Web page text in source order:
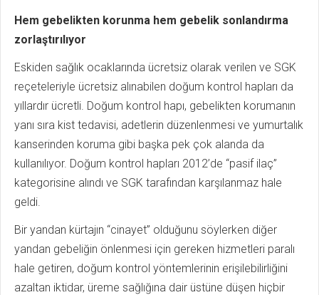
Hem gebelikten korunma hem gebelik sonlandırma
zorlaştırılıyor
Eskiden sağlık ocaklarında ücretsiz olarak verilen ve SGK
reçeteleriyle ücretsiz alınabilen doğum kontrol hapları da
yıllardır ücretli. Doğum kontrol hapı, gebelikten korumanın
yanı sıra kist tedavisi, adetlerin düzenlenmesi ve yumurtalık
kanserinden koruma gibi başka pek çok alanda da
kullanılıyor. Doğum kontrol hapları 2012’de “pasif ilaç”
kategorisine alındı ve SGK tarafından karşılanmaz hale
geldi.
Bir yandan kürtajın “cinayet” olduğunu söylerken diğer
yandan gebeliğin önlenmesi için gereken hizmetleri paralı
hale getiren, doğum kontrol yöntemlerinin erişilebilirliğini
azaltan iktidar, üreme sağlığına dair üstüne düşen hiçbir